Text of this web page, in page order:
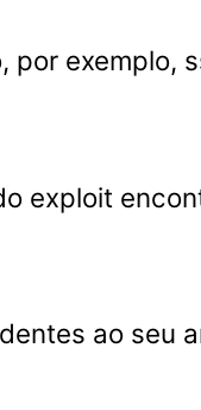
exemplo,
exploit
ao seu